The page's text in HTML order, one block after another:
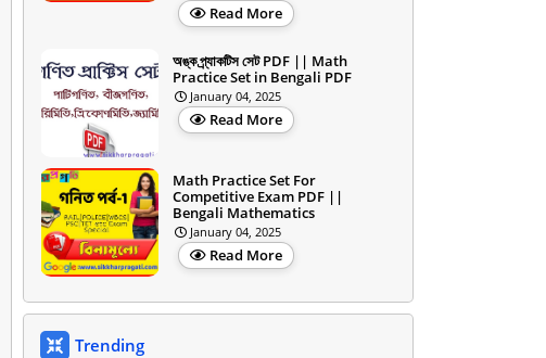
Read More
অঙ্ক প্র্যাকটিস সেট PDF || Math
Practice Set in Bengali PDF
January 04, 2025
Read More
Math Practice Set For
Competitive Exam PDF ||
Bengali Mathematics
January 04, 2025
Read More
Trending